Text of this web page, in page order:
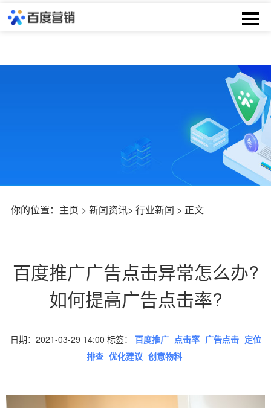
你的位置： 主页 > 新闻资讯> 行业新闻 > 正文
百度推广广告点击异常怎么办?
如何提高广告点击率?
日期：2021-03-29 14:00 标签： 百度推广 点击率 广告点击 定位
排查 优化建议 创意物料